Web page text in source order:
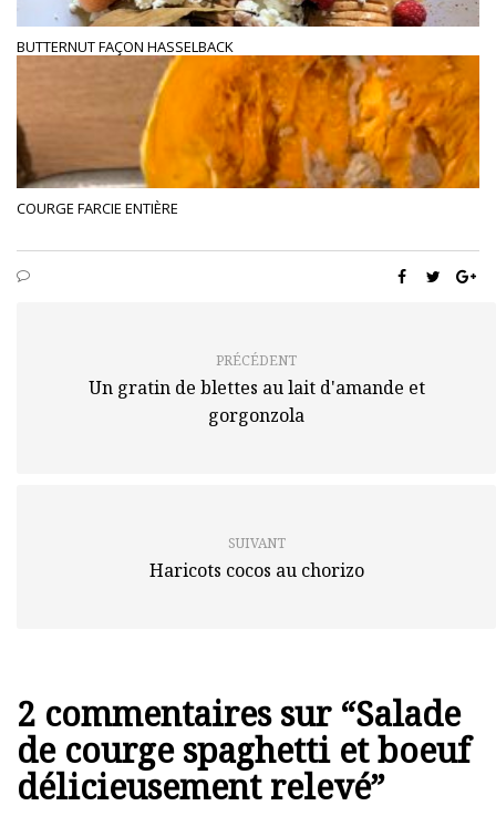
BUTTERNUT FAÇON HASSELBACK
COURGE FARCIE ENTIÈRE
PRÉCÉDENT
Un gratin de blettes au lait d'amande et
gorgonzola
SUIVANT
Haricots cocos au chorizo
2 commentaires sur “Salade
de courge spaghetti et boeuf
délicieusement relevé”